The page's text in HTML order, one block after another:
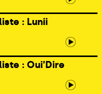
: Lunii
: Oui’Dire